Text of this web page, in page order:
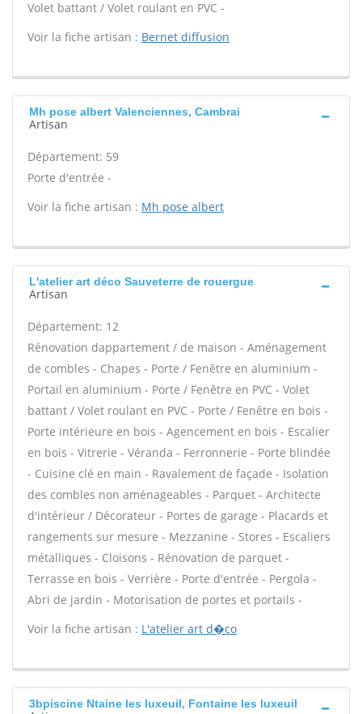
Volet battant / Volet roulant en PVC -
Voir la fiche artisan : Bernet diffusion
Mh pose albert Valenciennes, Cambrai
Artisan
Département: 59
Porte d'entrée -
Voir la fiche artisan : Mh pose albert
L'atelier art déco Sauveterre de rouergue
Artisan
Département: 12
Rénovation dappartement / de maison - Aménagement
de combles - Chapes - Porte / Fenêtre en aluminium -
Portail en aluminium - Porte / Fenêtre en PVC - Volet
battant / Volet roulant en PVC - Porte / Fenêtre en bois -
Porte intérieure en bois - Agencement en bois - Escalier
en bois - Vitrerie - Véranda - Ferronnerie - Porte blindée
- Cuisine clé en main - Ravalement de façade - Isolation
des combles non aménageables - Parquet - Architecte
d'intérieur / Décorateur - Portes de garage - Placards et
rangements sur mesure - Mezzanine - Stores - Escaliers
métalliques - Cloisons - Rénovation de parquet -
Terrasse en bois - Verrière - Porte d'entrée - Pergola -
Abri de jardin - Motorisation de portes et portails -
Voir la fiche artisan : L'atelier art d�co
3bpiscine Ntaine les luxeuil, Fontaine les luxeuil